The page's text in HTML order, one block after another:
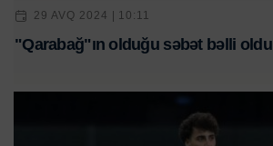
29 AVQ 2024 | 10:11
"Qarabağ"ın olduğu səbət bəlli oldu